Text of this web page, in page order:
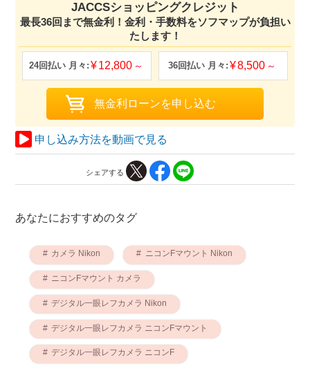
JACCSショッピングクレジット
最長36回まで無金利！金利・手数料をソフマップが負担い
たします！
12,800 8,500
申し込み方法を動画で見る
シェアする
あなたにおすすめのタグ
カメラ Nikon ニコンFマウント Nikon
ニコンFマウント カメラ
デジタル一眼レフカメラ Nikon
デジタル一眼レフカメラ ニコンFマウント
デジタル一眼レフカメラ ニコンF